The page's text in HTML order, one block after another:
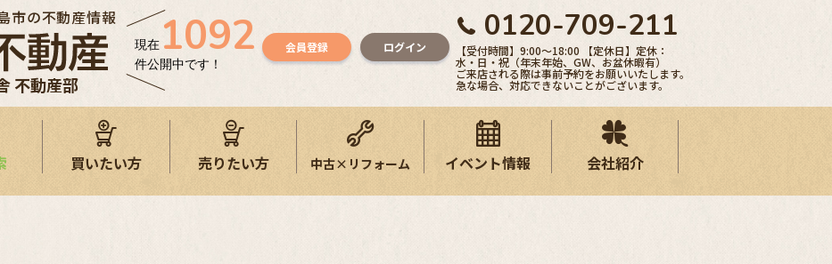
不動産部
市の不動産情報
現在 1092
件公開中です！
会員登録 ログイン
0120-709-211
【受付時間】9:00〜18:00 【定休日】定休：
水・日・祝（年末年始、GW、お盆休暇有）
ご来店される際は事前予約をお願いいたします。
急な場合、対応できないことがございます。
買いたい方 売りたい方 中古×リフォーム イベント情報 会社紹介